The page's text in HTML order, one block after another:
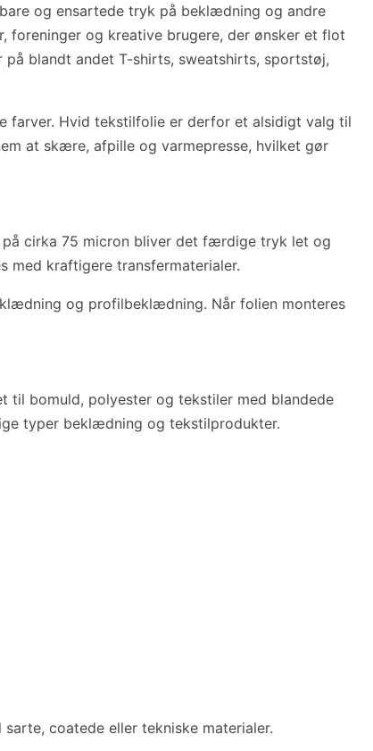
og ensartede tryk på beklædning og andre
foreninger og kreative brugere, der ønsker et flot
blandt andet T-shirts, sweatshirts, sportstøj,
farver. Hvid tekstilfolie er derfor et alsidigt valg til
at skære, afpille og varmepresse, hvilket gør
cirka 75 micron bliver det færdige tryk let og
med kraftigere transfermaterialer.
og profilbeklædning. Når folien monteres
til bomuld, polyester og tekstiler med blandede
typer beklædning og tekstilprodukter.
coatede eller tekniske materialer.